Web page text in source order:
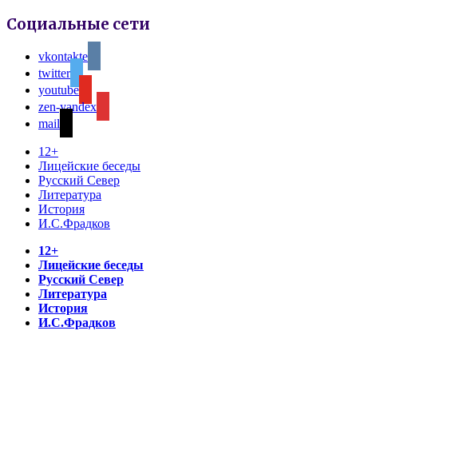
Социальные сети
vkontakte
twitter
youtube
zen-yandex
mail
12+
Лицейские беседы
Русский Север
Литература
История
И.С.Фрадков
12+
Лицейские беседы
Русский Север
Литература
История
И.С.Фрадков